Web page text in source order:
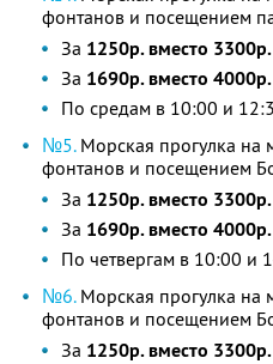
фонтанов и посещением
За 1250р. вместо 3300р.
За 1690р. вместо 4000р.
По средам в 10:00 и
№5.Морская прогулка на
фонтанов и посещением
За 1250р. вместо 3300р.
За 1690р. вместо 4000р.
По четвергам в 10:00 и
№6.Морская прогулка на
фонтанов и посещением
За 1250р. вместо 3300р.